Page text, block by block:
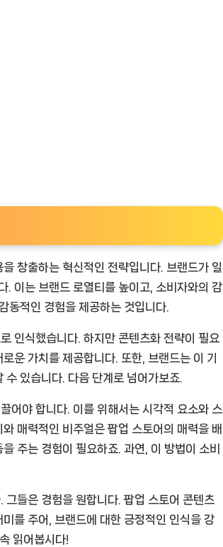
창출하는 혁신적인 전략입니다. 브랜드가 일
. 이는 브랜드 로열티를 높이고, 소비자와의 감
동적인 경험을 제공하는 것입니다.
인식했습니다. 하지만 콘텐츠화 전략이 필요
운 가치를 제공합니다. 또한, 브랜드는 이 기
있습니다. 다음 단계로 넘어가보죠.
어야 합니다. 이를 위해서는 시각적 요소와 스
매력적인 비주얼은 팝업 스토어의 매력을 배
주는 경험이 필요하죠. 과연, 이 방법이 소비
들은 경험을 원합니다. 팝업 스토어 콘텐츠
를 주어, 브랜드에 대한 긍정적인 인식을 강
읽어봅시다!